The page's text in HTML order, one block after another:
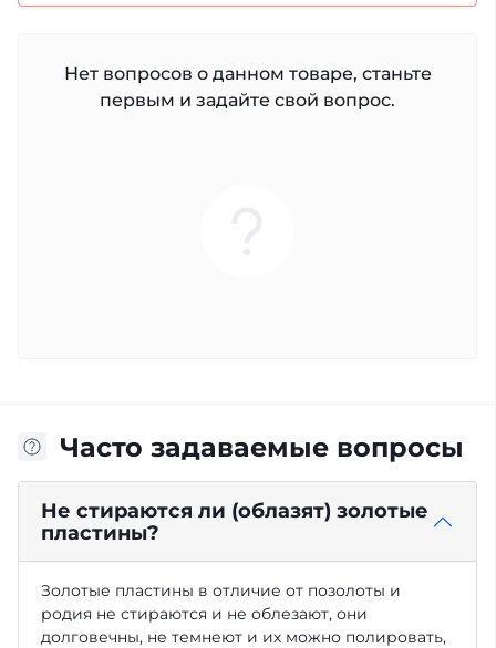
Нет вопросов о данном товаре, станьте
первым и задайте свой вопрос.
Часто задаваемые вопросы
Не стираются ли (облазят) золотые
пластины?
Золотые пластины в отличие от позолоты и
родия не стираются и не облезают, они
долговечны, не темнеют и их можно полировать,